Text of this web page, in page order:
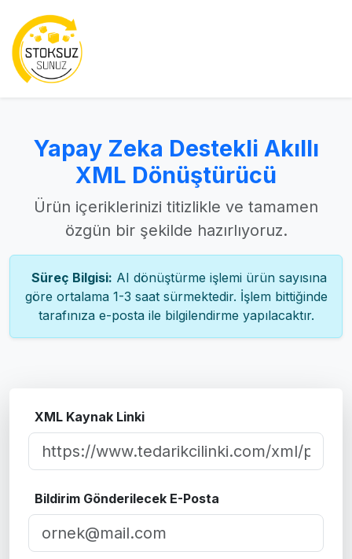
Yapay Zeka Destekli Akıllı
XML Dönüştürücü
Ürün içeriklerinizi titizlikle ve tamamen
özgün bir şekilde hazırlıyoruz.
Süreç Bilgisi: AI dönüştürme işlemi ürün sayısına
göre ortalama 1-3 saat sürmektedir. İşlem bittiğinde
tarafınıza e-posta ile bilgilendirme yapılacaktır.
XML Kaynak Linki
Bildirim Gönderilecek E-Posta